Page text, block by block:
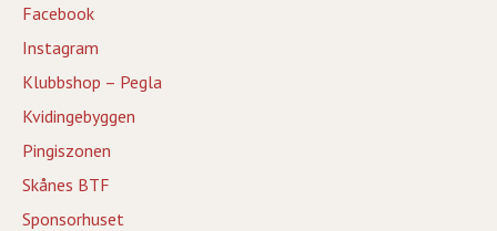
Facebook
Instagram
Klubbshop – Pegla
Kvidingebyggen
Pingiszonen
Skånes BTF
Sponsorhuset